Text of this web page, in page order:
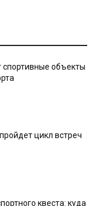
спортивные объекты
цикл встреч
квеста: куда